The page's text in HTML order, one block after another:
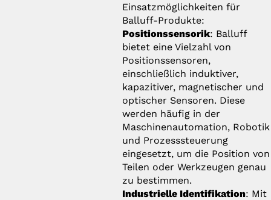
Einsatzmöglichkeiten für
Balluff-Produkte:
Positionssensorik: Balluff
bietet eine Vielzahl von
Positionssensoren,
einschließlich induktiver,
kapazitiver, magnetischer und
optischer Sensoren. Diese
werden häufig in der
Maschinenautomation, Robotik
und Prozesssteuerung
eingesetzt, um die Position von
Teilen oder Werkzeugen genau
zu bestimmen.
Industrielle Identifikation: Mit